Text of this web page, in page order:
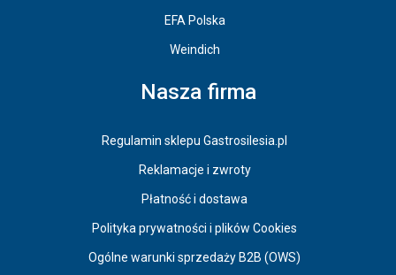
EFA Polska
Weindich
Nasza firma
Regulamin sklepu Gastrosilesia.pl
Reklamacje i zwroty
Płatność i dostawa
Polityka prywatności i plików Cookies
Ogólne warunki sprzedaży B2B (OWS)